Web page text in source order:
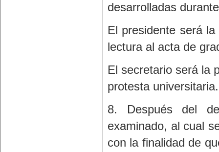
desarrolladas
El presidente será
lectura al acta de
El secretario será la
protesta universitaria.
8. Después del
examinado, al cual
con la finalidad de